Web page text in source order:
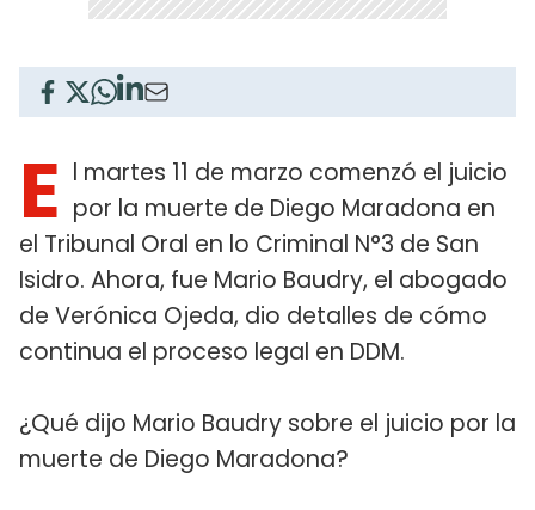
E l martes 11 de marzo comenzó el juicio
por la muerte de Diego Maradona en
el Tribunal Oral en lo Criminal N°3 de San
Isidro. Ahora, fue Mario Baudry, el abogado
de Verónica Ojeda, dio detalles de cómo
continua el proceso legal en DDM.
¿Qué dijo Mario Baudry sobre el juicio por la
muerte de Diego Maradona?